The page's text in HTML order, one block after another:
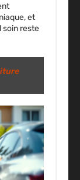
et
soin reste